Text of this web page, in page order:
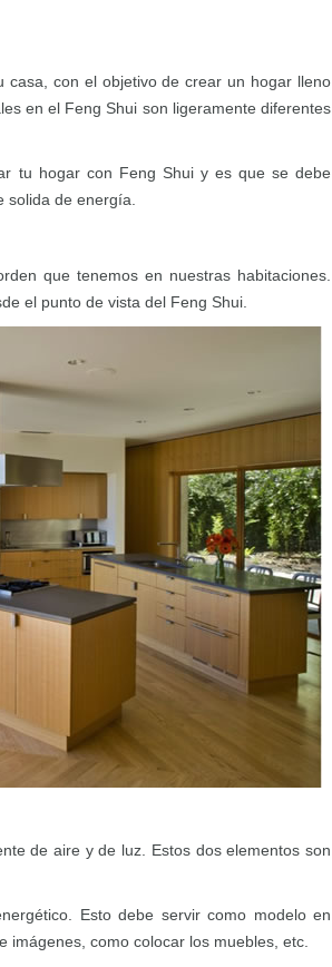
con el objetivo de crear un hogar lleno
en el Feng Shui son ligeramente diferentes
tu hogar con Feng Shui y es que se debe
de energía.
que tenemos en nuestras habitaciones.
el punto de vista del Feng Shui.
de aire y de luz. Estos dos elementos son
Esto debe servir como modelo en
como colocar los muebles, etc.